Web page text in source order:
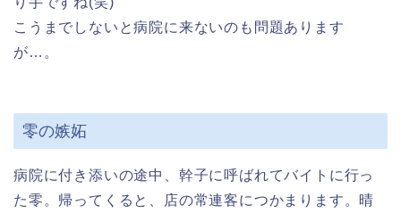
こうまでしないと病院に来ないのも問題あります
が…。
零の嫉妬
病院に付き添いの途中、幹子に呼ばれてバイトに行っ
た零。帰ってくると、店の常連客につかまります。晴